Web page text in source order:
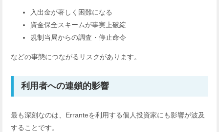
入出金が著しく困難になる
資金保全スキームが事実上破綻
規制当局からの調査・停止命令
などの事態につながるリスクがあります。
利用者への連鎖的影響
最も深刻なのは、Erranteを利用する個人投資家にも影響が波及
することです。